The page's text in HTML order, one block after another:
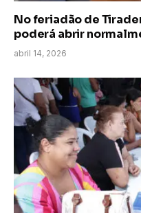
No feriadão de
poderá abrir
abril 14, 2026